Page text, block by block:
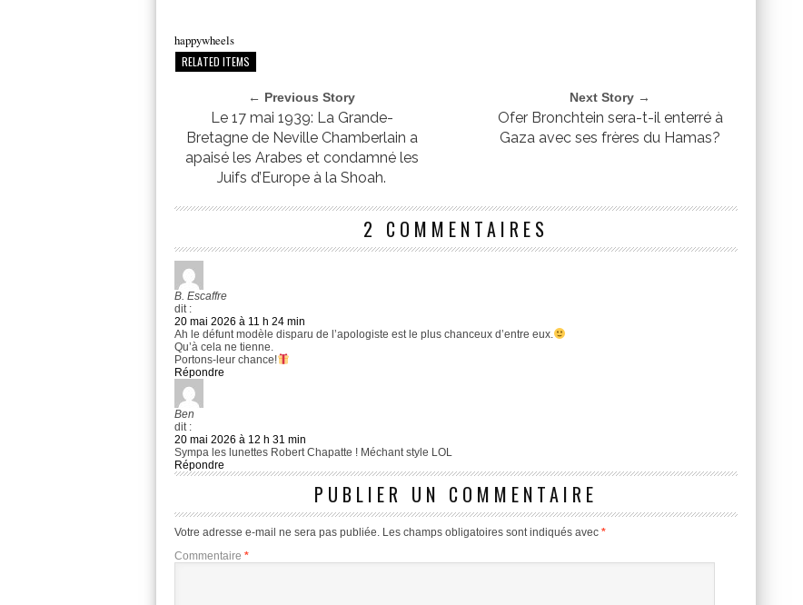
happywheels
RELATED ITEMS
← Previous Story
Le 17 mai 1939: La Grande-
Bretagne de Neville Chamberlain a
apaisé les Arabes et condamné les
Juifs d’Europe à la Shoah.
Next Story →
Ofer Bronchtein sera-t-il enterré à
Gaza avec ses frères du Hamas?
2 COMMENTAIRES
B. Escaffre
dit :
20 mai 2026 à 11 h 24 min
Ah le défunt modèle disparu de l’apologiste est le plus chanceux d’entre eux.
Qu’à cela ne tienne.
Portons-leur chance!
Répondre
Ben
dit :
20 mai 2026 à 12 h 31 min
Sympa les lunettes Robert Chapatte ! Méchant style LOL
Répondre
PUBLIER UN COMMENTAIRE
Votre adresse e-mail ne sera pas publiée. Les champs obligatoires sont indiqués avec *
Commentaire *